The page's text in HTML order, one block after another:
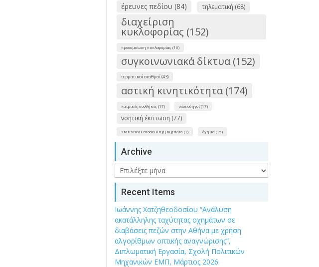
έρευνες πεδίου (84) τηλεματική (68)
διαχείριση
κυκλοφορίας (152)
προσομοίωση κυκλοφορίας (16)
συγκοινωνιακά δίκτυα (152)
τερματικοί σταθμοί (43)
αστική κινητικότητα (174)
καιρικές συνθήκες (17) νέοι οδηγοί (17)
νοητική έκπτωση (77)
statistical modelling|big data (1) όχημα (15)
Archive
Archive
Recent Items
Ιωάννης Χατζηθεοδοσίου “Ανάλυση
ακατάλληλης ταχύτητας οχημάτων σε
διαβάσεις πεζών στην Αθήνα με χρήση
αλγορίθμων οπτικής αναγνώρισης”,
Διπλωματική Εργασία, Σχολή Πολιτικών
Μηχανικών ΕΜΠ, Μάρτιος 2026.